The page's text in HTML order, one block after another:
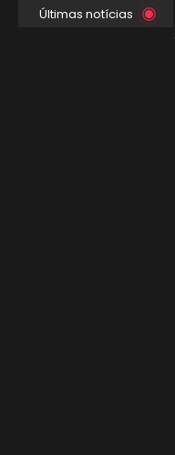
Últimas notícias
Ancelotti Avalia Elenco Final para Convocação da Copa